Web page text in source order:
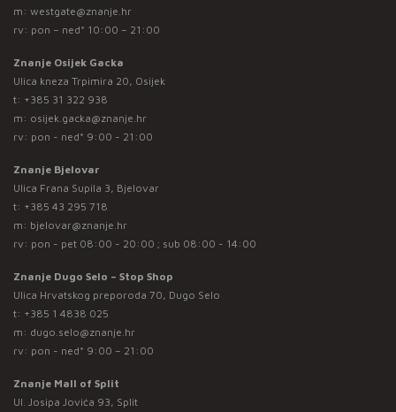
m: westgate@znanje.hr
rv: pon – ned* 10:00 – 21:00
Znanje Osijek Gacka
Ulica kneza Trpimira 20, Osijek
t: +385 31 322 938
m: osijek.gacka@znanje.hr
rv: pon - ned* 9:00 - 21:00
Znanje Bjelovar
Ulica Frana Supila 3, Bjelovar
t: +385 43 295 718
m: bjelovar@znanje.hr
rv: pon - pet 08:00 - 20:00 ; sub 08:00 - 14:00
Znanje Dugo Selo – Stop Shop
Ulica Hrvatskog preporoda 70, Dugo Selo
t: +385 1 4838 025
m: dugo.selo@znanje.hr
rv: pon - ned* 9:00 – 21:00
Znanje Mall of Split
Ul. Josipa Jovića 93, Split